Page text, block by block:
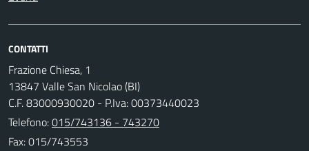
CONTATTI
Frazione Chiesa, 1
13847 Valle San Nicolao (BI)
C.F. 83000930020 - P.Iva: 00373440023
Telefono:015/743136 - 743270
Fax: 015/743553